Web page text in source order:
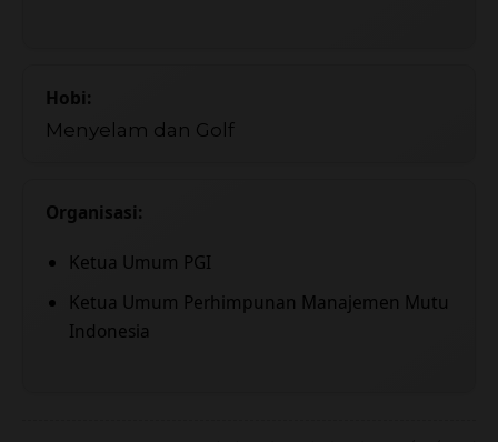
Hobi:
Menyelam dan Golf
Organisasi:
Ketua Umum PGI
Ketua Umum Perhimpunan Manajemen Mutu
Indonesia